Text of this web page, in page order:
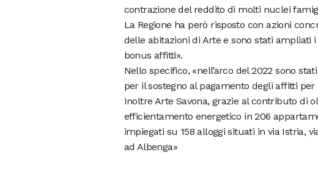
contrazione del reddito di molti nuclei
La Regione ha però risposto con azioni
delle abitazioni di Arte e sono stati ampliati
bonus affitti».
Nello specifico, «nell’arco del 2022 sono
per il sostegno al pagamento degli affitti
Inoltre Arte Savona, grazie al contributo di
efficientamento energetico in 206
impiegati su 158 alloggi situati in via Istria,
ad Albenga»